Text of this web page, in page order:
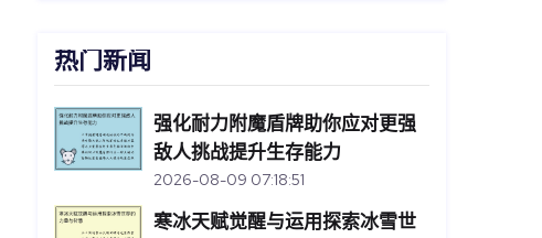
热门新闻
强化耐力附魔盾牌助你应对更强
敌人挑战提升生存能力
2026-08-09 07:18:51
寒冰天赋觉醒与运用探索冰雪世